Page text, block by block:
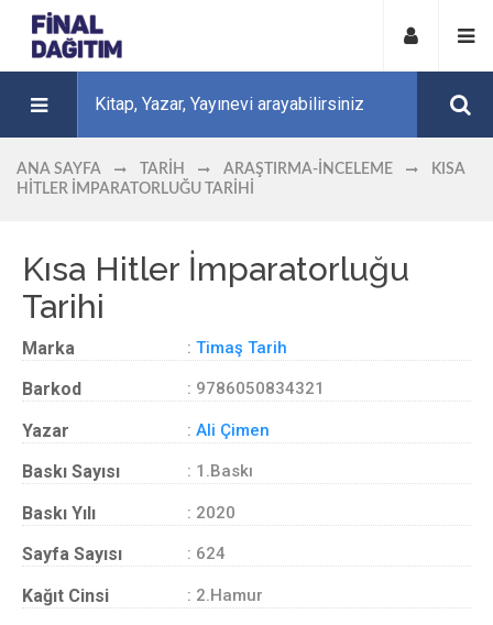
ANA SAYFA TARIH ARAŞTIRMA-İNCELEME
KISA
HITLER İMPARATORLUĞU TARIHI
Kısa Hitler İmparatorluğu
Tarihi
Marka : Timaş Tarih
Barkod : 9786050834321
Yazar : Ali Çimen
Baskı Sayısı : 1.Baskı
Baskı Yılı : 2020
Sayfa Sayısı : 624
Kağıt Cinsi : 2.Hamur